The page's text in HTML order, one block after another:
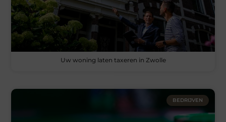
Uw woning laten taxeren in Zwolle
BEDRIJVEN